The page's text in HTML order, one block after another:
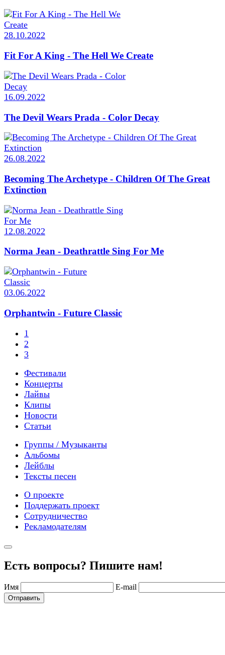
28.10.2022
Fit For A King - The Hell We Create
16.09.2022
The Devil Wears Prada - Color Decay
26.08.2022
Becoming The Archetype - Children Of The Great
Extinction
12.08.2022
Norma Jean - Deathrattle Sing For Me
03.06.2022
Orphantwin - Future Classic
1
2
3
Фестивали
Концерты
Лайвы
Клипы
Новости
Статьи
Группы / Музыканты
Альбомы
Лейблы
Тексты песен
О проекте
Поддержать проект
Сотрудничество
Рекламодателям
Есть вопросы? Пишите нам!
Имя E-mail